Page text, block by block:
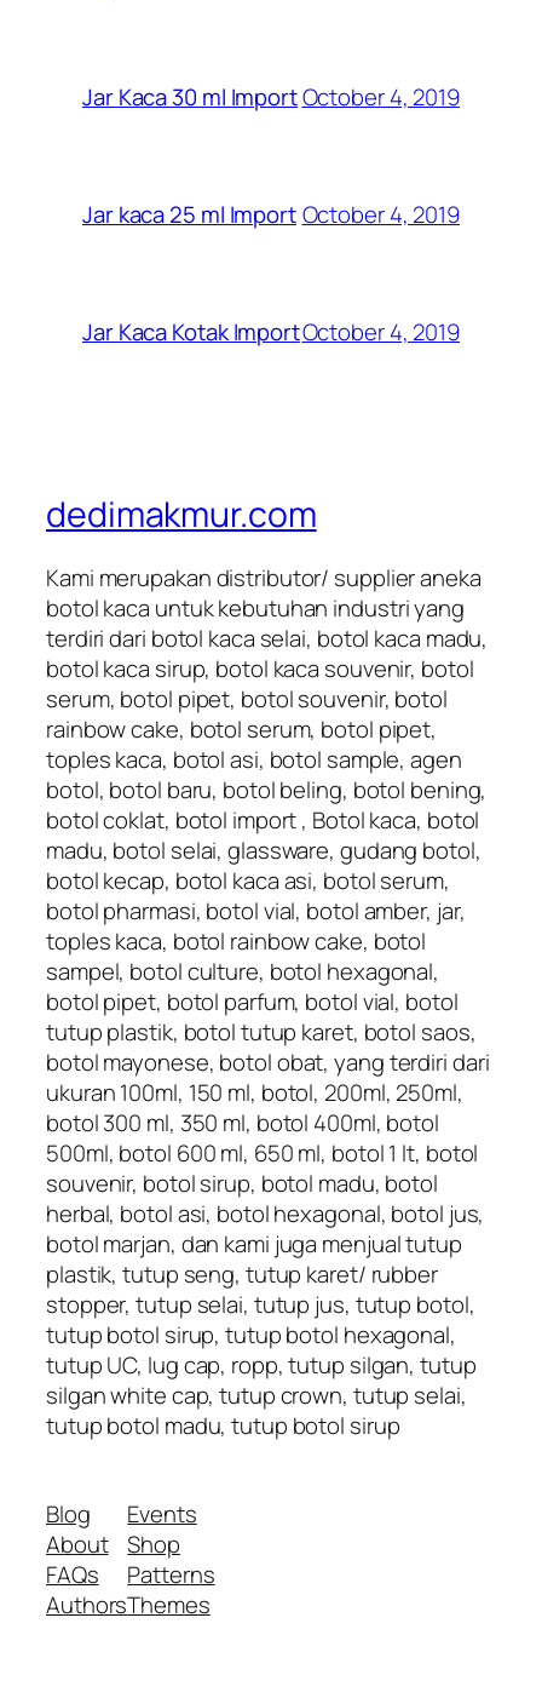
Jar Kaca 30 ml ImportOctober 4, 2019
Jar kaca 25 ml ImportOctober 4, 2019
Jar Kaca Kotak ImportOctober 4, 2019
dedimakmur.com
Kami merupakan distributor/ supplier aneka
botol kaca untuk kebutuhan industri yang
terdiri dari botol kaca selai, botol kaca madu,
botol kaca sirup, botol kaca souvenir, botol
serum, botol pipet, botol souvenir, botol
rainbow cake, botol serum, botol pipet,
toples kaca, botol asi, botol sample, agen
botol, botol baru, botol beling, botol bening,
botol coklat, botol import , Botol kaca, botol
madu, botol selai, glassware, gudang botol,
botol kecap, botol kaca asi, botol serum,
botol pharmasi, botol vial, botol amber, jar,
toples kaca, botol rainbow cake, botol
sampel, botol culture, botol hexagonal,
botol pipet, botol parfum, botol vial, botol
tutup plastik, botol tutup karet, botol saos,
botol mayonese, botol obat, yang terdiri dari
ukuran 100ml, 150 ml, botol, 200ml, 250ml,
botol 300 ml, 350 ml, botol 400ml, botol
500ml, botol 600 ml, 650 ml, botol 1 lt, botol
souvenir, botol sirup, botol madu, botol
herbal, botol asi, botol hexagonal, botol jus,
botol marjan, dan kami juga menjual tutup
plastik, tutup seng, tutup karet/ rubber
stopper, tutup selai, tutup jus, tutup botol,
tutup botol sirup, tutup botol hexagonal,
tutup UC, lug cap, ropp, tutup silgan, tutup
silgan white cap, tutup crown, tutup selai,
tutup botol madu, tutup botol sirup
Blog
About
FAQs
Authors
Events
Shop
Patterns
Themes